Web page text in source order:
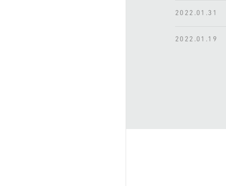
2022.01.31
2022.01.19